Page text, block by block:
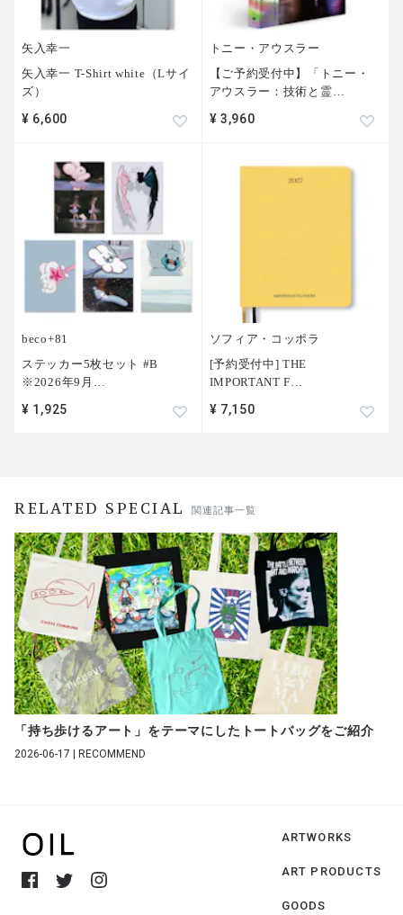
矢入幸一
矢入幸一 T-Shirt white（Lサイ
ズ）
¥ 6,600
トニー・アウスラー
【ご予約受付中】「トニー・
アウスラー：技術と霊…
¥ 3,960
beco+81
ステッカー5枚セット #B
※2026年9月
¥ 1,925
ソフィア・コッポラ
[予約受付中] THE
IMPORTANT F
¥ 7,150
RELATED SPECIAL 関連記事一覧
「持ち歩けるアート」をテーマにしたトートバッグをご紹介
2026-06-17 | RECOMMEND
ARTWORKS
ART PRODUCTS
GOODS